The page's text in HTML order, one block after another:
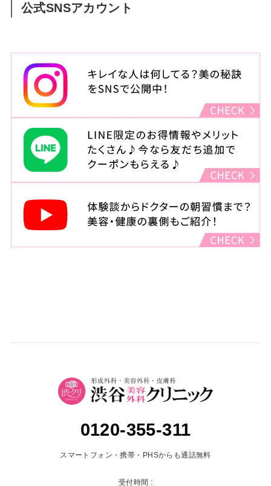
住所
渋谷西村總本店ビル4F
診療時間
月・木・金（祝日をのぞく）
：11:00～14:00 15:00～23:00
火・水
土・日・祝
：10:00～14:00 15:00～19:00
公式SNSアカウント
0120-355-311
スマートフォン・携帯・PHSからも通話無料
受付時間 :